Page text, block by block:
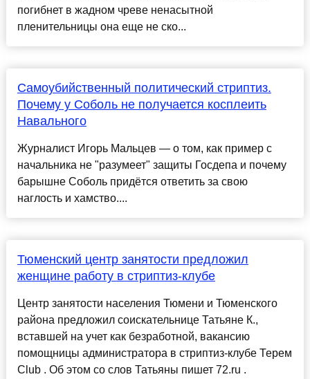
погибнет в жадном чреве ненасытной
пленительницы она еще не ско...
Самоубийственный политический стриптиз.
Почему у Соболь не получается косплеить
Навального
Журналист Игорь Мальцев — о том, как пример с
начальника не "разумеет" защиты Госдепа и почему
барышне Соболь придётся ответить за свою
наглость и хамство....
Тюменский центр занятости предложил
женщине работу в стриптиз-клубе
Центр занятости населения Тюмени и Тюменского
района предложил соискательнице Татьяне К.,
вставшей на учет как безработной, вакансию
помощницы администратора в стриптиз-клубе Терем
Club . Об этом со слов Татьяны пишет 72.ru .